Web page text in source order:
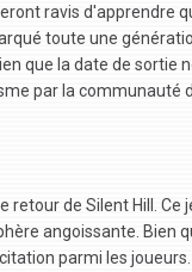
ravis d'apprendre
toute une
que la date de sortie
par la communauté
retour de Silent Hill.
angoissante. Bien
parmi les